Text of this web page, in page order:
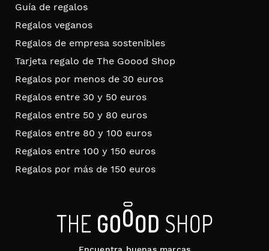
Guía de regalos
Regalos veganos
Regalos de empresa sostenibles
Tarjeta regalo de The Goood Shop
Regalos por menos de 30 euros
Regalos entre 30 y 50 euros
Regalos entre 50 y 80 euros
Regalos entre 80 y 100 euros
Regalos entre 100 y 150 euros
Regalos por más de 150 euros